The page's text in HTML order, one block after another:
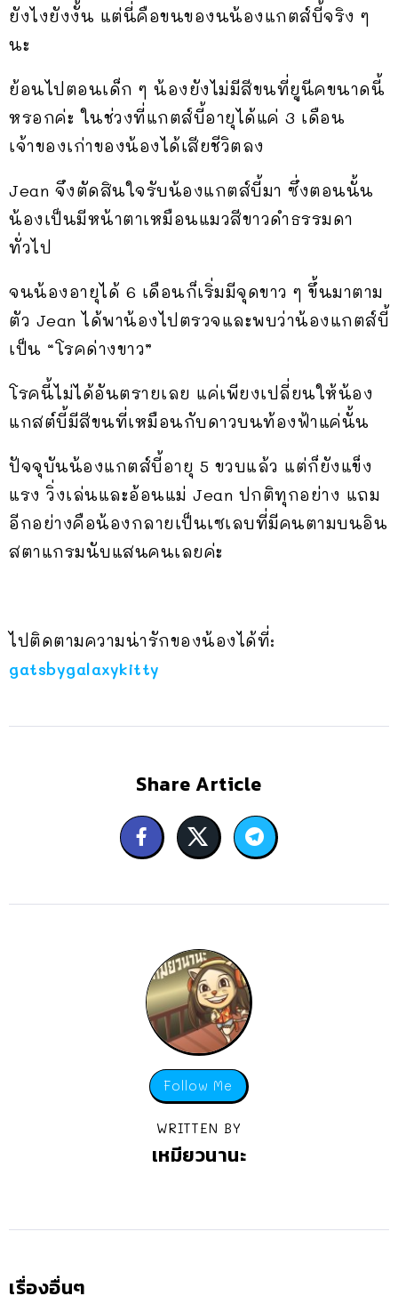
ยังไงยังงั้น แต่นี่คือขนของนน้องแกตส์บี้จริง ๆ
นะ
ย้อนไปตอนเด็ก ๆ น้องยังไม่มีสีขนที่ยูนีคขนาดนี้
หรอกค่ะ ในช่วงที่แกตส์บี้อายุได้แค่ 3 เดือน
เจ้าของเก่าของน้องได้เสียชีวิตลง
Jean จึงตัดสินใจรับน้องแกตส์บี้มา ซึ่งตอนนั้น
น้องเป็นมีหน้าตาเหมือนแมวสีขาวดำธรรมดา
ทั่วไป
จนน้องอายุได้ 6 เดือนก็เริ่มมีจุดขาว ๆ ขึ้นมาตาม
ตัว Jean ได้พาน้องไปตรวจและพบว่าน้องแกตส์บี้
เป็น “โรคด่างขาว”
โรคนี้ไม่ได้อันตรายเลย แค่เพียงเปลี่ยนให้น้อง
แกสต์บี้มีสีขนที่เหมือนกับดาวบนท้องฟ้าแค่นั้น
ปัจจุบันน้องแกตส์บี้อายุ 5 ขวบแล้ว แต่ก็ยังแข็ง
แรง วิ่งเล่นและอ้อนแม่ Jean ปกติทุกอย่าง แถม
อีกอย่างคือน้องกลายเป็นเซเลบที่มีคนตามบนอิน
สตาแกรมนับแสนคนเลยค่ะ
ไปติดตามความน่ารักของน้องได้ที่:
gatsbygalaxykitty
Share Article
Follow Me
WRITTEN BY
เหมียวนานะ
เรื่องอื่นๆ